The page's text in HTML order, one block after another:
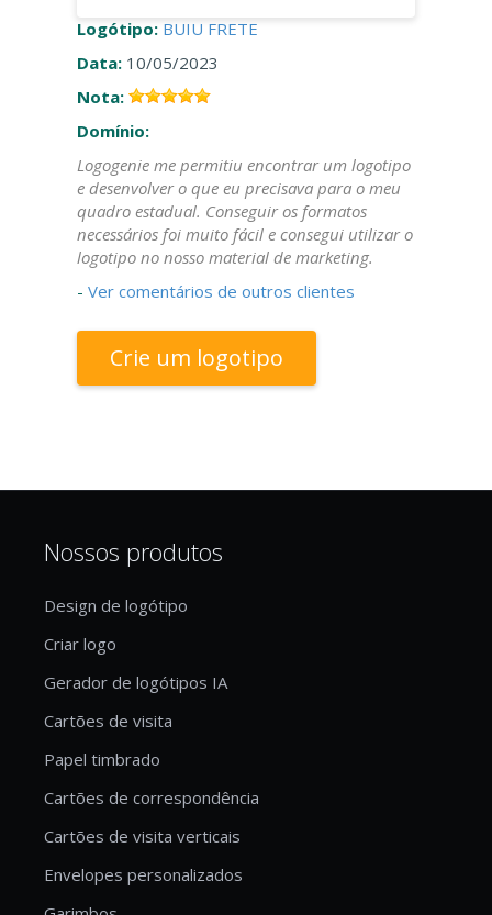
INICIAR SESSÃO
Logótipo: BUIU FRETE
Data: 10/05/2023
Nota:
Domínio:
Logogenie me permitiu encontrar um logotipo
e desenvolver o que eu precisava para o meu
quadro estadual. Conseguir os formatos
necessários foi muito fácil e consegui utilizar o
logotipo no nosso material de marketing.
- Ver comentários de outros clientes
Crie um logotipo
Nossos produtos
Design de logótipo
Criar logo
Gerador de logótipos IA
Cartões de visita
Papel timbrado
Cartões de correspondência
Cartões de visita verticais
Envelopes personalizados